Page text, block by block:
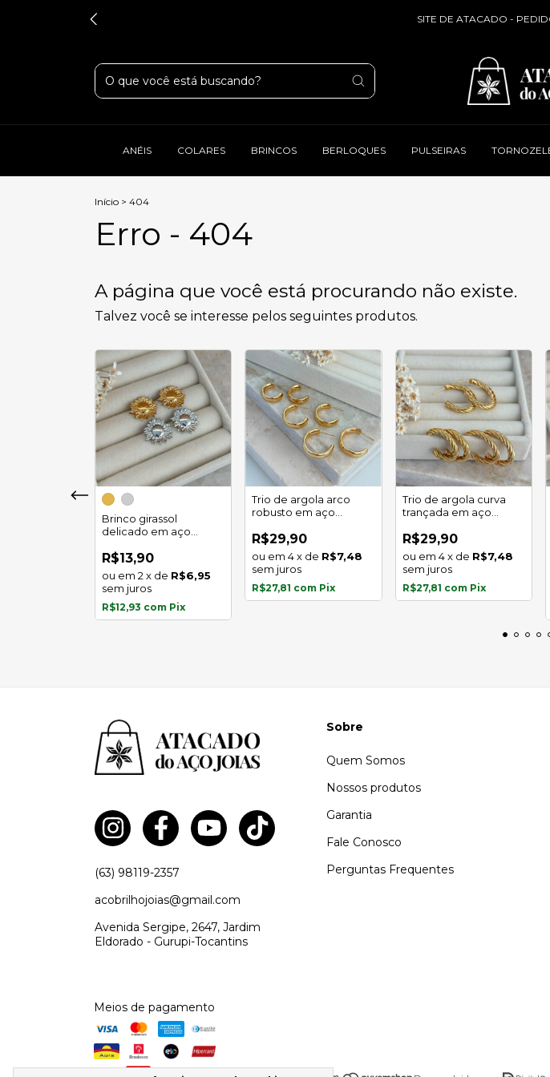
SITE DE ATACADO -
ANÉIS COLARES BRINCOS BERLOQUES PULSEIRAS
Início > 404
Erro - 404
A página que você está procurando não existe.
Talvez você se interesse pelos seguintes produtos.
Brinco girassol
delicado em aço
R$13,90
2 x de R$6,95
sem juros
R$12,93 com Pix
Trio de argola arco
robusto em aço
R$29,90
4 x de R$7,48
sem juros
R$27,81 com Pix
Trio de argola curva
trançada em aço
R$29,90
4 x de R$7,48
sem juros
R$27,81 com Pix
(63) 98119-2357
acobrilhojoias@gmail.com
Avenida Sergipe, 2647, Jardim
Eldorado - Gurupi-Tocantins
Sobre
Quem Somos
Nossos produtos
Garantia
Fale Conosco
Perguntas Frequentes
Meios de pagamento